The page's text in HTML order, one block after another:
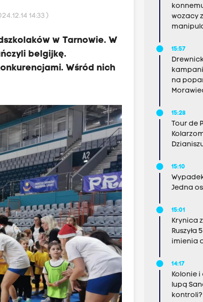
14:33 )
w Tarnowie. W
belgijkę.
Wśród nich
wozacy
15:57
na
15:28
Tour de
15:10
Jedna
15:01
Krynica
Ruszyła
imienia
14:17
Kolonie
lupą
kontroli?